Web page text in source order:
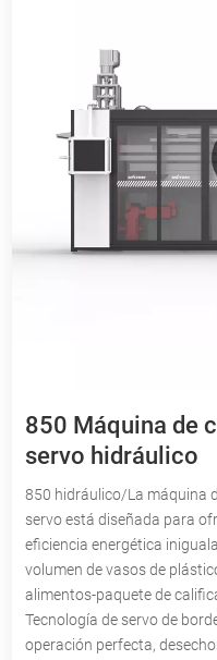
850 Máquina de
servo hidráulico
850 hidráulico/La máquina
servo está diseñada para
eficiencia energética
volumen de vasos de
alimentos-paquete de
Tecnología de servo de
operación perfecta,